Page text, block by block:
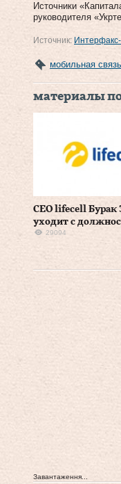
Источники
руководителя
Источник:
мобильная связь
материалы
CEO lifecell Бурак
уходит с
29094
Завантаження...